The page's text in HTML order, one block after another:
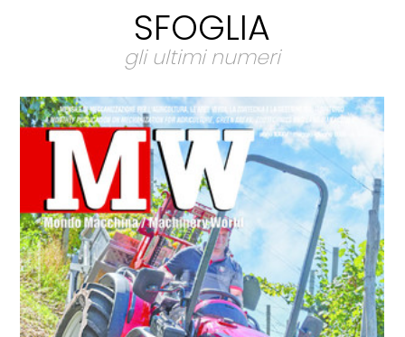
SFOGLIA
gli ultimi numeri